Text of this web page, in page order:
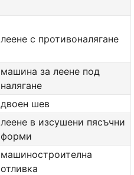
леене с противоналягане
машина за леене под
налягане
двоен шев
леене в изсушени пясъчни
форми
машиностроителна
отливка